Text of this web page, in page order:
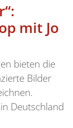
mit Jo
bieten die
Bilder
Deutschland